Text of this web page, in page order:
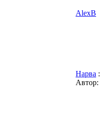
AlexB
Нарва :
Автор: